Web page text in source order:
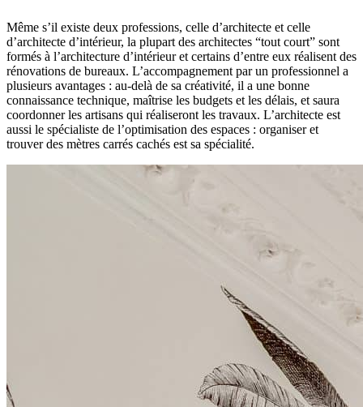
Même s’il existe deux professions, celle d’architecte et celle
d’architecte d’intérieur, la plupart des architectes “tout court” sont
formés à l’architecture d’intérieur et certains d’entre eux réalisent des
rénovations de bureaux. L’accompagnement par un professionnel a
plusieurs avantages : au-delà de sa créativité, il a une bonne
connaissance technique, maîtrise les budgets et les délais, et saura
coordonner les artisans qui réaliseront les travaux. L’architecte est
aussi le spécialiste de l’optimisation des espaces : organiser et
trouver des mètres carrés cachés est sa spécialité.